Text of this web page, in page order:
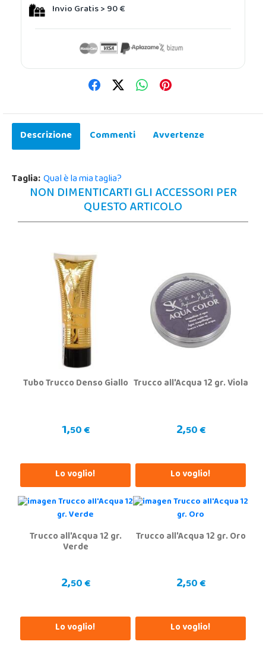
Invio Gratis > 90 €
Descrizione Commenti Avvertenze
Taglia:Qual è la mia taglia?
NON DIMENTICARTI GLI ACCESSORI PER
QUESTO ARTICOLO
Tubo Trucco Denso Giallo
1,50 €
Lo voglio!
Trucco all'Acqua 12 gr. Viola
2,50 €
Lo voglio!
Trucco all'Acqua 12 gr.
Verde
2,50 €
Lo voglio!
Trucco all'Acqua 12 gr. Oro
2,50 €
Lo voglio!